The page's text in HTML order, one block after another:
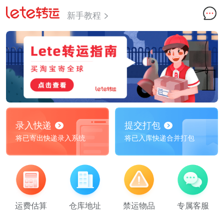
新手教程
录入快递
将已寄出快递录入系统
提交打包
将已入库快递合并打包
运费估算 仓库地址 禁运物品 专属客服